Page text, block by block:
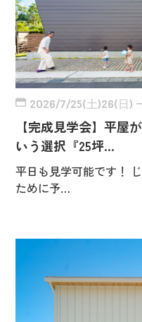
2026/7/25(土)26(日)
【完成見学会】平屋
いう選択『25坪…
平日も見学可能です！
ために予…